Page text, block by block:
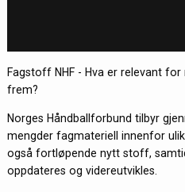
Fagstoff NHF - Hva er relevant
frem?
Norges Håndballforbund tilbyr
mengder fagmateriell innenfor
også fortløpende nytt stoff,
oppdateres og videreutvikles.